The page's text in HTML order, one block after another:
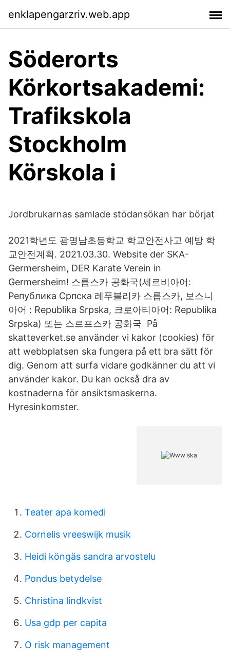
enklapengarzriv.web.app
Söderorts
Körkortsakademi:
Trafikskola
Stockholm
Körskola i
Jordbrukarnas samlade stödansökan har börjat
2021학년도 광명남초등학교 학교안전사고 예방 학
교안전계획. 2021.03.30. Website der SKA-
Germersheim, DER Karate Verein in
Germersheim! 스릅스카 공화국(세르비아어:
Република Српска 레푸블리카 스릅스카, 보스니
아어 : Republika Srpska, 크로아티아어: Republika
Srpska) 또는 스르프스카 공화국 På
skatteverket.se använder vi kakor (cookies) för
att webbplatsen ska fungera på ett bra sätt för
dig. Genom att surfa vidare godkänner du att vi
använder kakor. Du kan också dra av
kostnaderna för ansiktsmaskerna.
Hyresinkomster.
Teater apa komedi
Cornelis vreeswijk musik
Heidi köngäs sandra arvostelu
Pondus betydelse
Christina lindkvist
Usa gdp per capita
O risk management